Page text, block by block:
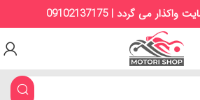
می گردد | 09102137175